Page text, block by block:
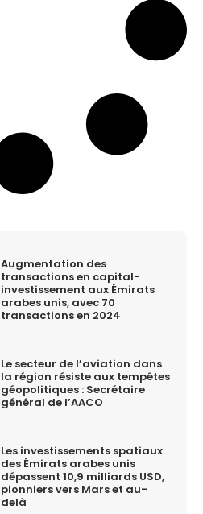
Augmentation des
transactions en capital-
investissement aux Émirats
arabes unis, avec 70
transactions en 2024
Le secteur de l’aviation dans
la région résiste aux tempêtes
géopolitiques : Secrétaire
général de l’AACO
Les investissements spatiaux
des Émirats arabes unis
dépassent 10,9 milliards USD,
pionniers vers Mars et au-
delà